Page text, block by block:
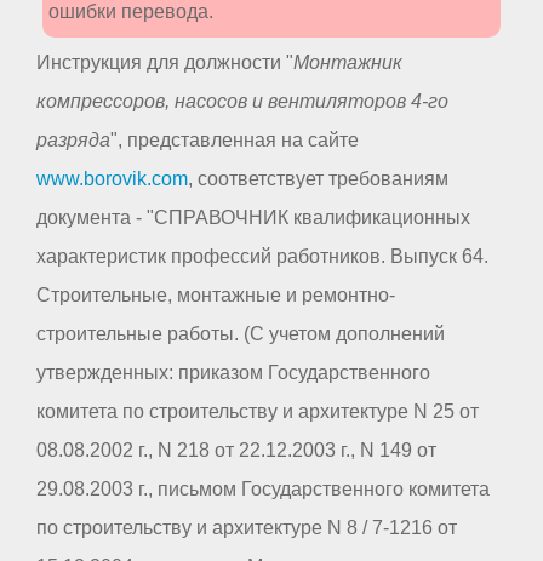
ошибки перевода.
Инструкция для должности "Монтажник
компрессоров, насосов и вентиляторов 4-го
разряда", представленная на сайте
www.borovik.com, соответствует требованиям
документа - "СПРАВОЧНИК квалификационных
характеристик профессий работников. Выпуск 64.
Строительные, монтажные и ремонтно-
строительные работы. (С учетом дополнений
утвержденных: приказом Государственного
комитета по строительству и архитектуре N 25 от
08.08.2002 г., N 218 от 22.12.2003 г., N 149 от
29.08.2003 г., письмом Государственного комитета
по строительству и архитектуре N 8 / 7-1216 от